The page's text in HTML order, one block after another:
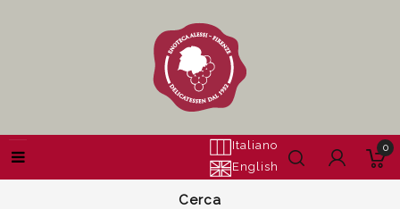
Italiano
English
0
Cerca